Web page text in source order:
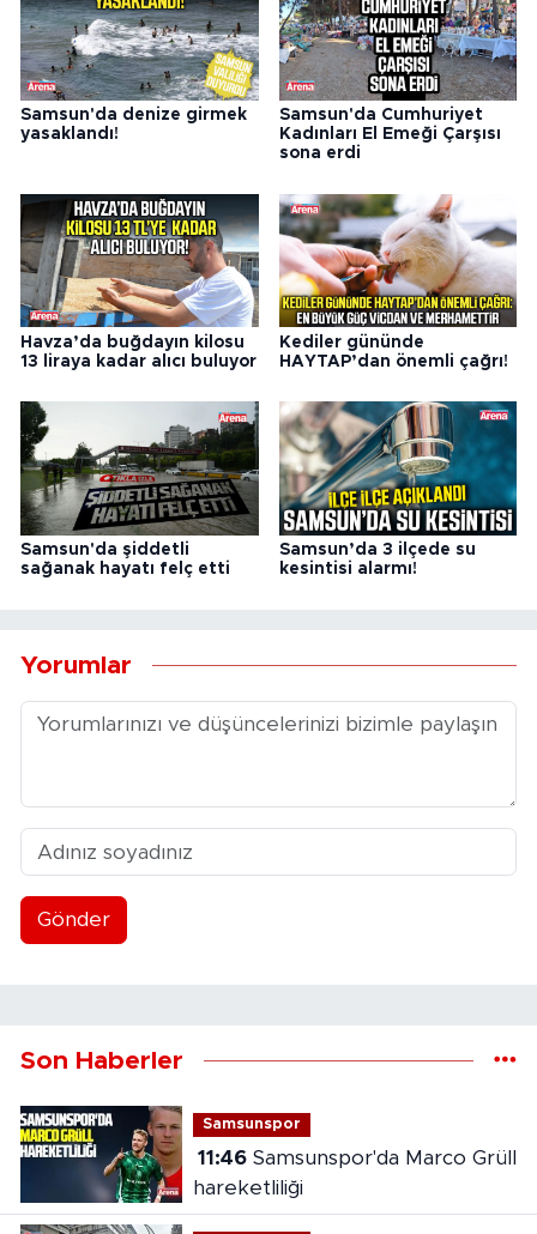
Samsun'da denize girmek
yasaklandı!
Samsun'da Cumhuriyet
Kadınları El Emeği Çarşısı
sona erdi
Havza’da buğdayın kilosu
13 liraya kadar alıcı buluyor
Kediler gününde
HAYTAP’dan önemli çağrı!
Samsun'da şiddetli
sağanak hayatı felç etti
Samsun’da 3 ilçede su
kesintisi alarmı!
Yorumlar
Gönder
Son Haberler
Samsunspor
11:46Samsunspor'da Marco Grüll
hareketliliği